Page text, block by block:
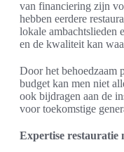
van financiering zijn
hebben eerdere
lokale ambachtslieden
en de kwaliteit kan
Door het behoedzaam
budget kan men niet
ook bijdragen aan de
voor toekomstige
Expertise restauratie